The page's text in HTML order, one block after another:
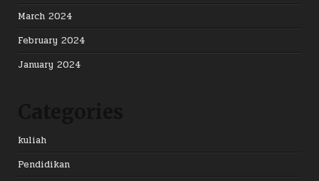
March 2024
February 2024
January 2024
kuliah
Pendidikan